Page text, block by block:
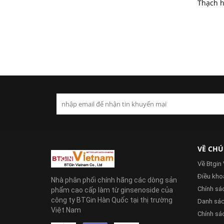
Nhà phân phối chính hãng các dòng sản
phẩm cao cấp làm từ ginsenoside của
công ty BTGin Hàn Quốc tại thị trường
Việt Nam
VỀ
Về Btgin
Điều
Chính
Danh
Chính